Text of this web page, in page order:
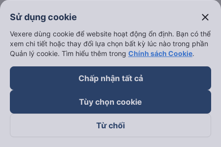
Bảng tổng hợp thông
Giờ
Sử dụng cookie close
Vexere dùng cookie để website hoạt động ổn định. Bạn có thể
xem chi tiết hoặc thay đổi lựa chọn bất kỳ lúc nào trong phần
Quản lý cookie. Tìm hiểu thêm trong Chính sách Cookie.
Chấp nhận tất cả
Tùy chọn cookie
Từ chối